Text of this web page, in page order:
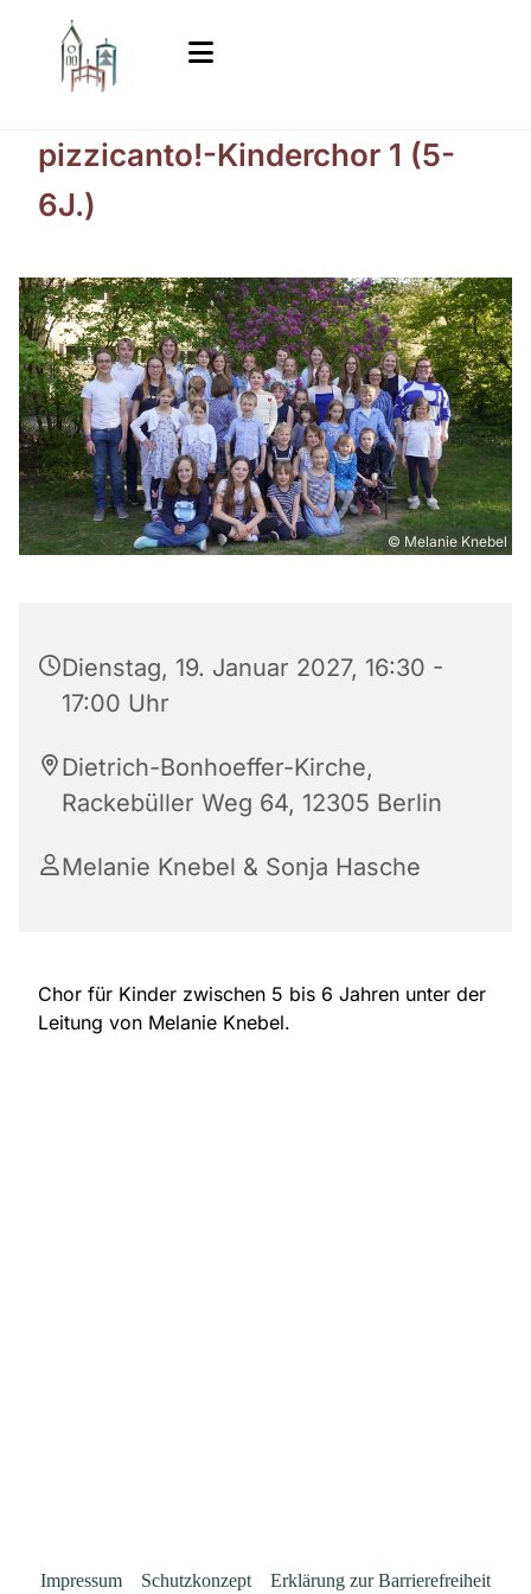
pizzicanto!-Kinderchor 1 (5-
6J.)
© Melanie Knebel
Dienstag, 19. Januar 2027, 16:30 -
17:00 Uhr
Dietrich-Bonhoeffer-Kirche,
Rackebüller Weg 64, 12305 Berlin
Melanie Knebel & Sonja Hasche
Chor für Kinder zwischen 5 bis 6 Jahren unter der
Leitung von Melanie Knebel.
Impressum Schutzkonzept Erklärung zur Barrierefreiheit